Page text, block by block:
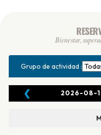
Bienestar,
Grupo de actividad :
❮ 2026-08-